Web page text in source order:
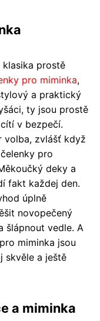
klasika prostě
pro miminka,
a praktický
ty jsou prostě
v bezpečí.
volba, zvlášť když
pro
deky a
fakt každej den.
úplně
novopečený
šlápnout vedle. A
miminka jsou
skvěle a ještě
a miminka